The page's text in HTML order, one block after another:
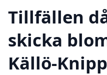
Tillfällen
skicka
Källö-